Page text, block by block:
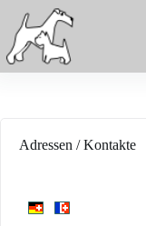
Adressen / Kontakte